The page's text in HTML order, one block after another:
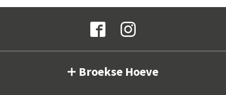
Broekse Hoeve